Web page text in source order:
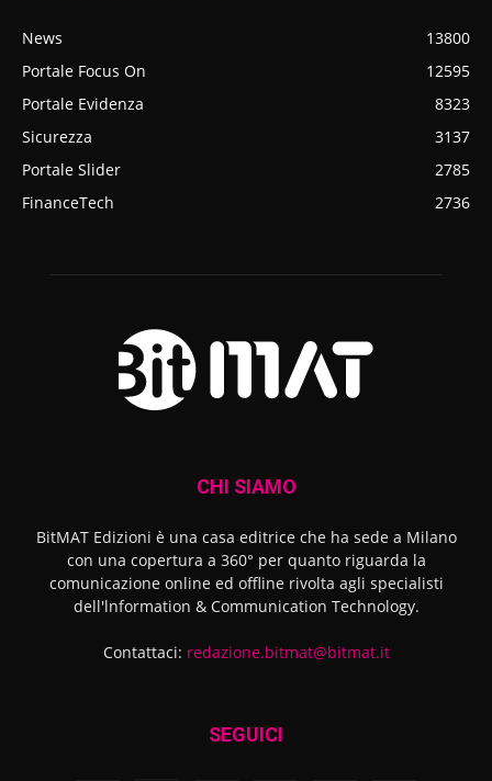
News
13800
Portale Focus On
12595
Portale Evidenza
8323
Sicurezza
3137
Portale Slider
2785
FinanceTech
2736
CHI SIAMO
BitMAT Edizioni è una casa editrice che ha sede a Milano
con una copertura a 360° per quanto riguarda la
comunicazione online ed offline rivolta agli specialisti
dell'lnformation & Communication Technology.
Contattaci: redazione.bitmat@bitmat.it
SEGUICI